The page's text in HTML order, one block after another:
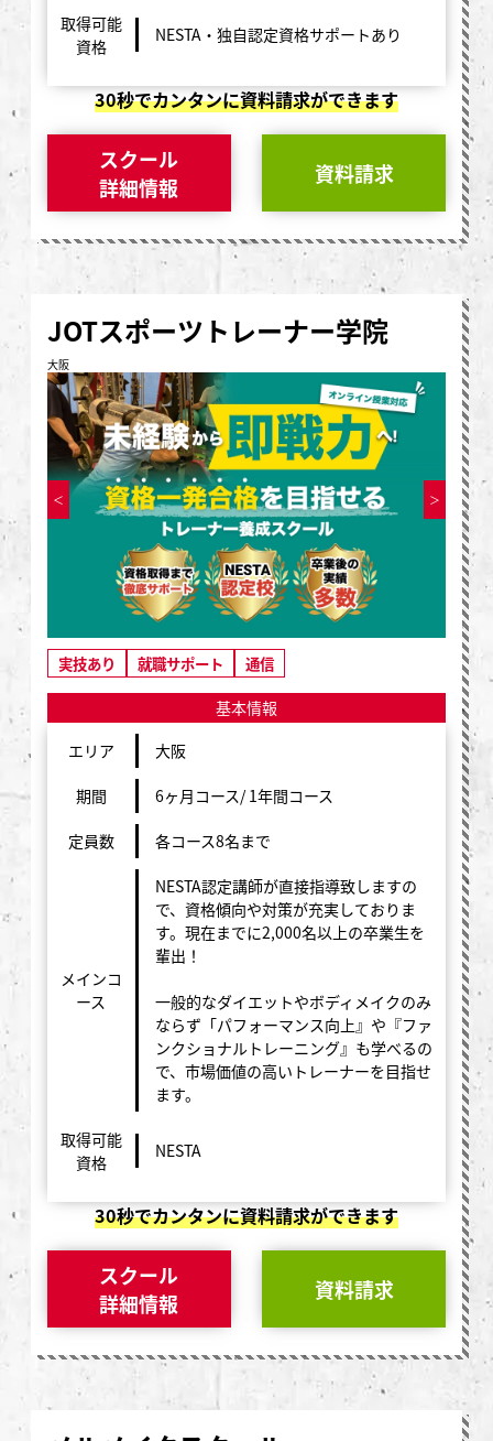
取得可能
資格
NESTA・独自認定資格サポートあり
30秒でカンタンに資料請求ができます
スクール
詳細情報
資料請求
JOTスポーツトレーナー学院
大阪
実技あり 就職サポート
通信
基本情報
エリア
大阪
期間 6ヶ月コース/ 1年間コース
定員数 各コース8名まで
メインコ
ース
NESTA認定講師が直接指導致しますの
で、資格傾向や対策が充実しておりま
す。現在までに2,000名以上の卒業生を
輩出！
一般的なダイエットやボディメイクのみ
ならず「パフォーマンス向上』や『ファ
ンクショナルトレーニング』も学べるの
で、市場価値の高いトレーナーを目指せ
ます。
取得可能
資格
NESTA
30秒でカンタンに資料請求ができます
スクール
詳細情報
資料請求